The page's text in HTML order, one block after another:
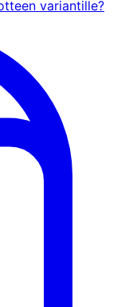
variantille?